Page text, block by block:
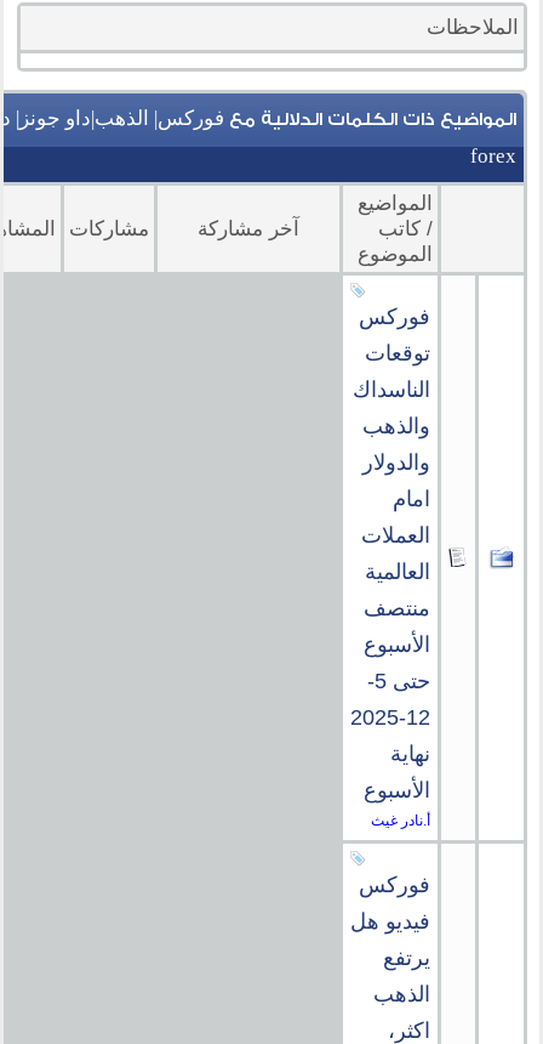
الملاحظات
المواضيع ذات الكلمات الدلالية مع
forex
المواضيع
/ كاتب
الموضوع
آخر مشاركة مشاركات
فوركس
توقعات
الناسداك
والذهب
والدولار
امام
العملات
العالمية
منتصف
الأسبوع
حتى 5-
12-2025
نهاية
الأسبوع
أ.نادر غيث
فوركس
فيديو هل
يرتفع
الذهب
اكثر،